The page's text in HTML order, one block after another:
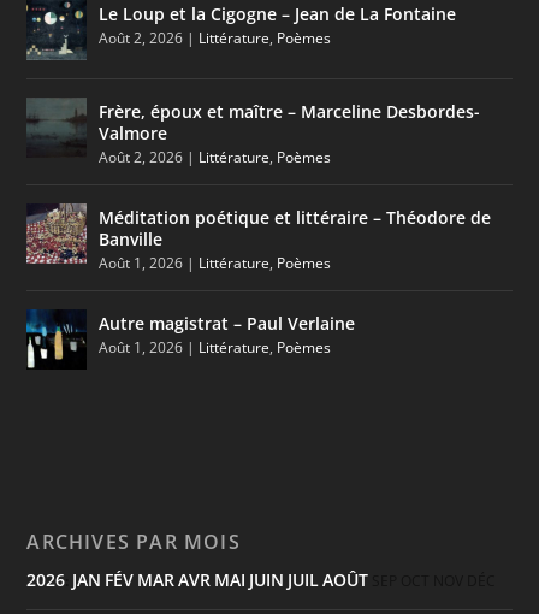
Le Loup et la Cigogne – Jean de La Fontaine
Août 2, 2026 | Littérature, Poèmes
Frère, époux et maître – Marceline Desbordes-
Valmore
Août 2, 2026 | Littérature, Poèmes
Méditation poétique et littéraire – Théodore de
Banville
Août 1, 2026 | Littérature, Poèmes
Autre magistrat – Paul Verlaine
Août 1, 2026 | Littérature, Poèmes
ARCHIVES PAR MOIS
2026 JAN FÉV MAR AVR MAI JUIN JUIL AOÛT